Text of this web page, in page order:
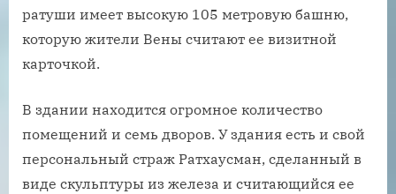
ратуши имеет высокую 105 метровую башню,
которую жители Вены считают ее визитной
карточкой.
В здании находится огромное количество
помещений и семь дворов. У здания есть и свой
персональный страж Ратхаусман, сделанный в
виде скульптуры из железа и считающийся ее